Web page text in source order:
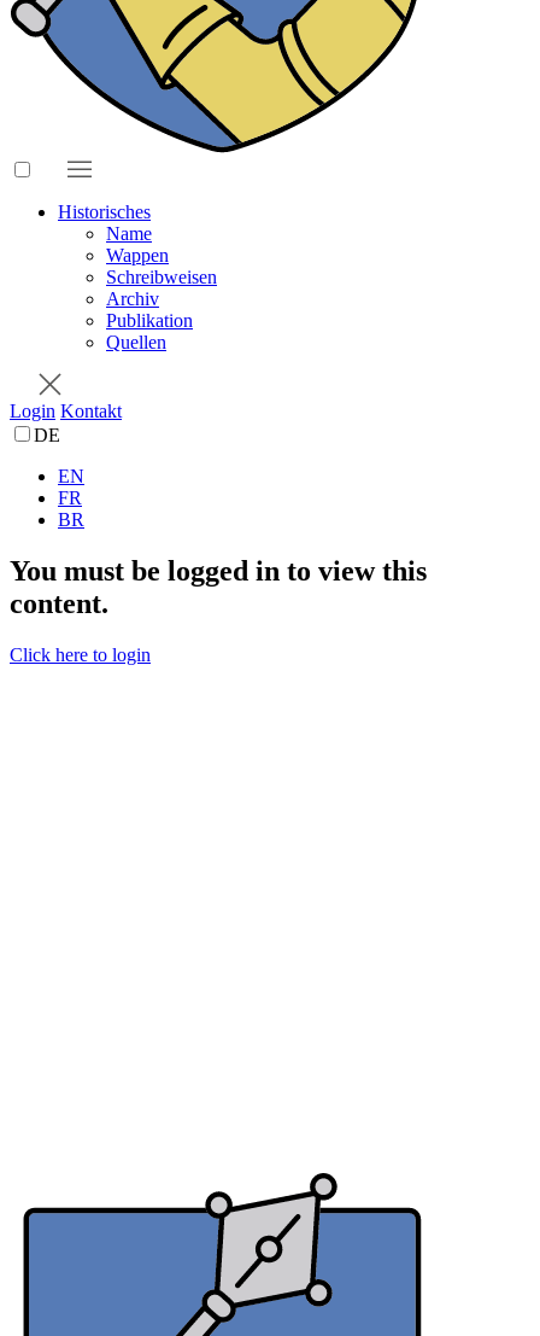
Historisches
Name
Wappen
Schreibweisen
Archiv
Publikation
Quellen
Login Kontakt
DE
EN
FR
BR
You must be logged in to view this
content.
Click here to login